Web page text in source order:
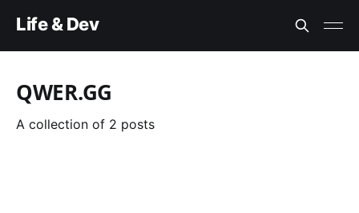
Life & Dev
QWER.GG
A collection of 2 posts